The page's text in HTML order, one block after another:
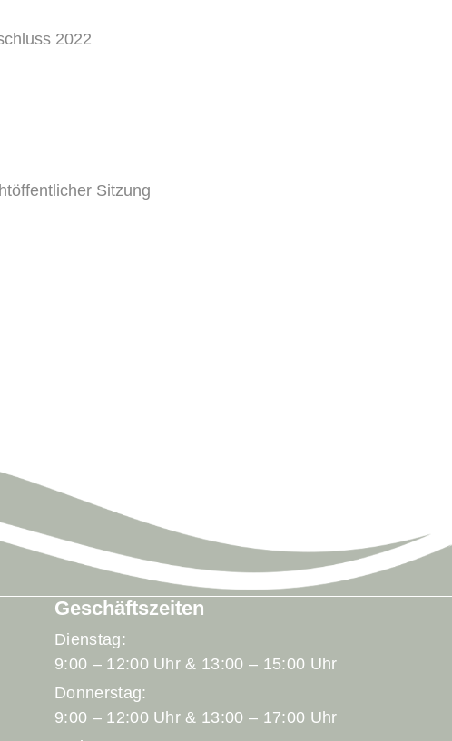
2022
Sitzung
Geschäftszeiten
Dienstag:
9:00 – 12:00 Uhr & 13:00 – 15:00 Uhr
Donnerstag:
9:00 – 12:00 Uhr & 13:00 – 17:00 Uhr